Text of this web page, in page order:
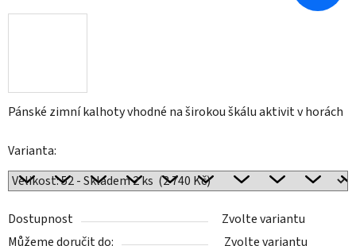
Pánské zimní kalhoty vhodné na širokou škálu aktivit v horách
Varianta:
Dostupnost
Zvolte variantu
Můžeme doručit do:
Zvolte variantu